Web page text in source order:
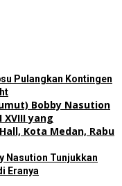
Pulangkan Kontingen
Nasution Tunjukkan
Eranya